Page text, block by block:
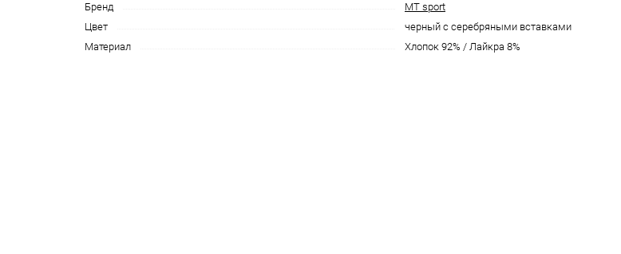
Бренд
MT sport
Цвет
черный с серебряными вставками
Материал
Хлопок 92% / Лайкра 8%